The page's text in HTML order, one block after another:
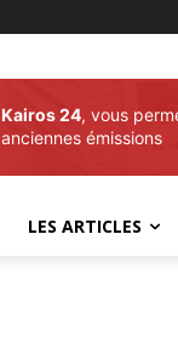
Kairos 24, vous
anciennes émissions
LES ARTICLES